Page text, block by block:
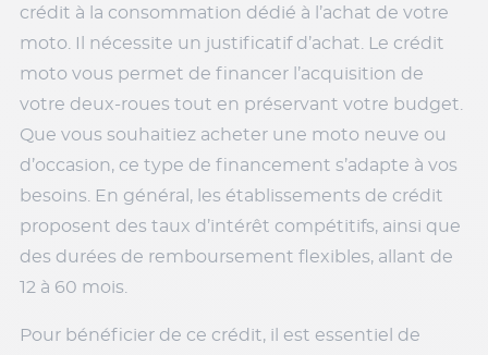
crédit à la consommation dédié à l’achat de votre
moto. Il nécessite un justificatif d’achat. Le crédit
moto vous permet de financer l’acquisition de
votre deux-roues tout en préservant votre budget.
Que vous souhaitiez acheter une moto neuve ou
d’occasion, ce type de financement s’adapte à vos
besoins. En général, les établissements de crédit
proposent des taux d’intérêt compétitifs, ainsi que
des durées de remboursement flexibles, allant de
12 à 60 mois.
Pour bénéficier de ce crédit, il est essentiel de